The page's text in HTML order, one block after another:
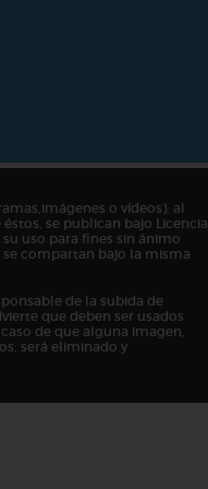
o vídeos), al
se publican bajo Licencia
uso para fines sin ánimo
compartan bajo la misma
de la subida de
que deben ser usados
de que alguna imagen,
será eliminado y